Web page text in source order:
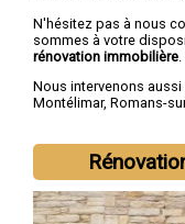
N'hésitez pas à nous
sommes à votre
rénovation immobilière
Nous intervenons
Montélimar, Romans-